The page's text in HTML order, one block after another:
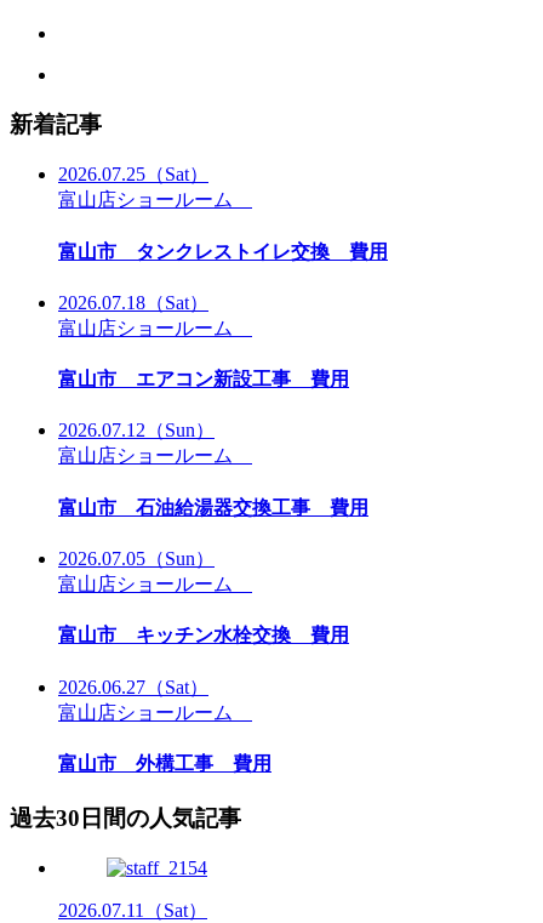
新着記事
2026.07.25 （Sat）
富山店ショールーム
富山市 タンクレストイレ交換 費用
2026.07.18 （Sat）
富山店ショールーム
富山市 エアコン新設工事 費用
2026.07.12 （Sun）
富山店ショールーム
富山市 石油給湯器交換工事 費用
2026.07.05 （Sun）
富山店ショールーム
富山市 キッチン水栓交換 費用
2026.06.27 （Sat）
富山店ショールーム
富山市 外構工事 費用
過去30日間の人気記事
2026.07.11
（Sat）